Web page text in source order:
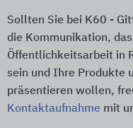
Sollten Sie bei K60 -
die Kommunikation,
Öffentlichkeitsarbeit in
sein und Ihre Produkte
präsentieren wollen,
Kontaktaufnahme mit